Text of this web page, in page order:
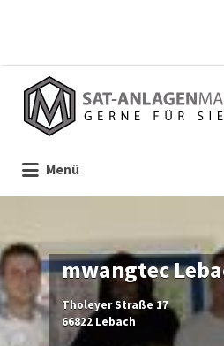
Suchen
nach:
Menü
mwangtec
Tholeyer Straße 17
66822 Lebach